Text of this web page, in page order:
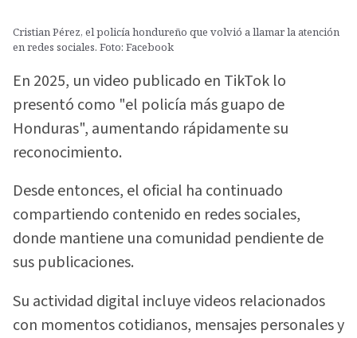
Cristian Pérez, el policía hondureño que volvió a llamar la atención
en redes sociales. Foto: Facebook
En 2025, un video publicado en TikTok lo
presentó como "el policía más guapo de
Honduras", aumentando rápidamente su
reconocimiento.
Desde entonces, el oficial ha continuado
compartiendo contenido en redes sociales,
donde mantiene una comunidad pendiente de
sus publicaciones.
Su actividad digital incluye videos relacionados
con momentos cotidianos, mensajes personales y